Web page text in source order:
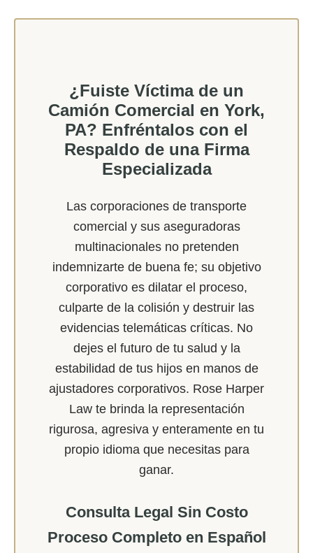
¿Fuiste Víctima de un
Camión Comercial en York,
PA? Enfréntalos con el
Respaldo de una Firma
Especializada
Las corporaciones de transporte
comercial y sus aseguradoras
multinacionales no pretenden
indemnizarte de buena fe; su objetivo
corporativo es dilatar el proceso,
culparte de la colisión y destruir las
evidencias telemáticas críticas. No
dejes el futuro de tu salud y la
estabilidad de tus hijos en manos de
ajustadores corporativos. Rose Harper
Law te brinda la representación
rigurosa, agresiva y enteramente en tu
propio idioma que necesitas para
ganar.
Consulta Legal Sin Costo
Proceso Completo en Español